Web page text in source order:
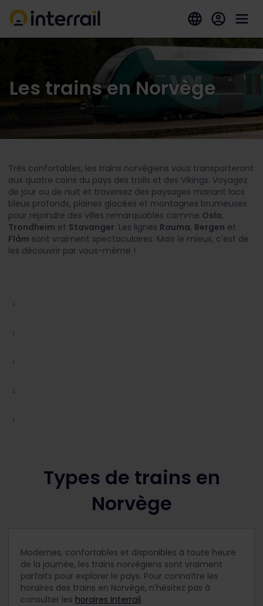
Les trains en Norvège
Très confortables, les trains norvégiens vous transporteront
aux quatre coins du pays des trolls et des Vikings. Voyagez
de jour ou de nuit et traversez des paysages mariant lacs
bleus profonds, plaines glacées et montagnes brumeuses
pour rejoindre des villes remarquables comme Oslo,
Trondheim et Stavanger. Les lignes Rauma, Bergen et
Flåm sont vraiment spectaculaires. Mais le mieux, c'est de
les découvrir par vous-même !
Types de trains en
Norvège
Modernes, confortables et disponibles à toute heure
de la journée, les trains norvégiens sont vraiment
parfaits pour explorer le pays. Pour connaître les
horaires des trains en Norvège, n'hésitez pas à
consulter les horaires Interrail.